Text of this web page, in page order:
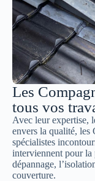
Les
tous vos
Avec leur expertise,
envers la qualité, les
spécialistes
interviennent pour la
dépannage,
couverture.